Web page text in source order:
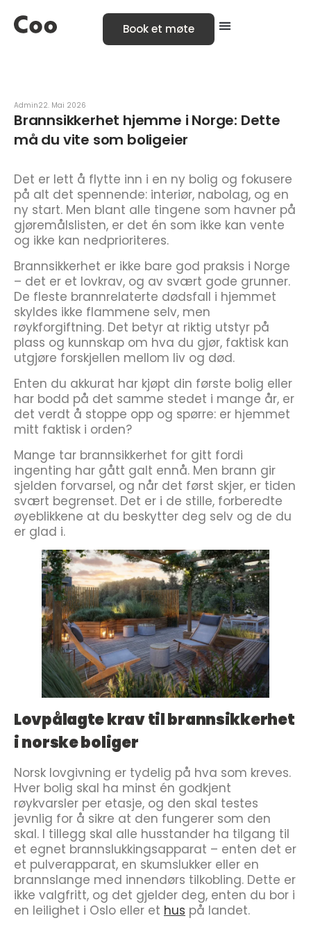
Book et møte
Admin22. Mai 2026
Brannsikkerhet hjemme i Norge: Dette
må du vite som boligeier
Det er lett å flytte inn i en ny bolig og fokusere
på alt det spennende: interiør, nabolag, og en
ny start. Men blant alle tingene som havner på
gjøremålslisten, er det én som ikke kan vente
og ikke kan nedprioriteres.
Brannsikkerhet er ikke bare god praksis i Norge
– det er et lovkrav, og av svært gode grunner.
De fleste brannrelaterte dødsfall i hjemmet
skyldes ikke flammene selv, men
røykforgiftning. Det betyr at riktig utstyr på
plass og kunnskap om hva du gjør, faktisk kan
utgjøre forskjellen mellom liv og død.
Enten du akkurat har kjøpt din første bolig eller
har bodd på det samme stedet i mange år, er
det verdt å stoppe opp og spørre: er hjemmet
mitt faktisk i orden?
Mange tar brannsikkerhet for gitt fordi
ingenting har gått galt ennå. Men brann gir
sjelden forvarsel, og når det først skjer, er tiden
svært begrenset. Det er i de stille, forberedte
øyeblikkene at du beskytter deg selv og de du
er glad i.
Lovpålagte krav til brannsikkerhet
i norske boliger
Norsk lovgivning er tydelig på hva som kreves.
Hver bolig skal ha minst én godkjent
røykvarsler per etasje, og den skal testes
jevnlig for å sikre at den fungerer som den
skal. I tillegg skal alle husstander ha tilgang til
et egnet brannslukkingsapparat – enten det er
et pulverapparat, en skumslukker eller en
brannslange med innendørs tilkobling. Dette er
ikke valgfritt, og det gjelder deg, enten du bor i
en leilighet i Oslo eller et hus på landet.